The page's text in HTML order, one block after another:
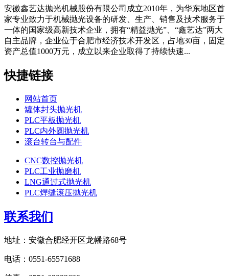
安徽鑫艺达抛光机械股份有限公司成立2010年，为华东地区首
家专业致力于机械抛光设备的研发、生产、销售及技术服务于
一体的国家级高新技术企业，拥有“精益抛光”、“鑫艺达”两大
自主品牌，企业位于合肥市经济技术开发区，占地30亩，固定
资产总值1000万元，成立以来企业取得了持续快速...
快捷链接
网站首页
罐体封头抛光机
PLC平板抛光机
PLC内外圆抛光机
滚台转台与配件
CNC数控抛光机
PLC工业抛磨机
LNG通过式抛光机
PLC焊缝滚压抛光机
联系我们
地址：安徽合肥经开区龙幡路68号
电话：0551-65571688